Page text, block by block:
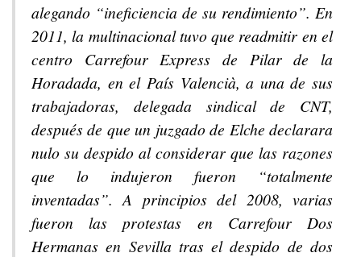
alegando “ineficiencia de su rendimiento”. En
2011, la multinacional tuvo que readmitir en el
centro Carrefour Express de Pilar de la
Horadada, en el País Valencià, a una de sus
trabajadoras, delegada sindical de CNT,
después de que un juzgado de Elche declarara
nulo su despido al considerar que las razones
que lo indujeron fueron “totalmente
inventadas”. A principios del 2008, varias
fueron las protestas en Carrefour Dos
Hermanas en Sevilla tras el despido de dos